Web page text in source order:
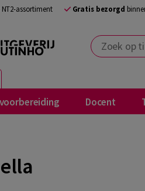
NT2-assortiment Gratis bezorgd
Zoek op
Docent